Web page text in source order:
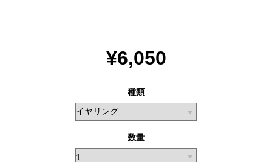
¥6,050
種類
数量